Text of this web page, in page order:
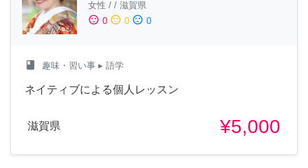
女性 / / 滋賀県
sentiment_satisfied 0 sentiment_neutral 0 sentiment_dissatisfied 0
class 趣味・習い事 ▸ 語学
ネイティブによる個人レッスン
滋賀県 ¥5,000